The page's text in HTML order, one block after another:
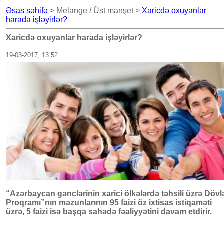
Əsas səhifə > Melange / Üst manşet > Xaricdə oxuyanlar
harada işləyirlər?
Xaricdə oxuyanlar harada işləyirlər?
19-03-2017, 13:52.
“Azərbaycan gənclərinin xarici ölkələrdə təhsili üzrə
Proqramı”nın məzunlarının 95 faizi öz ixtisas istiqaməti
üzrə, 5 faizi isə başqa sahədə fəaliyyətini davam etdirir.